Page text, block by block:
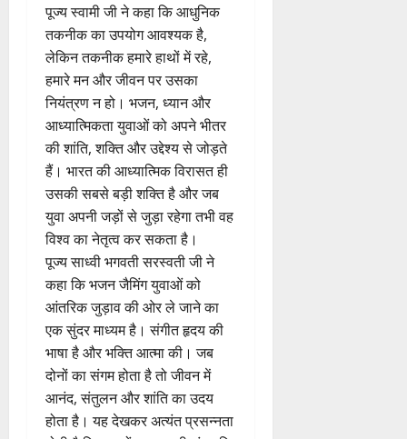
पूज्य स्वामी जी ने कहा कि आधुनिक
तकनीक का उपयोग आवश्यक है,
लेकिन तकनीक हमारे हाथों में रहे,
हमारे मन और जीवन पर उसका
नियंत्रण न हो। भजन, ध्यान और
आध्यात्मिकता युवाओं को अपने भीतर
की शांति, शक्ति और उद्देश्य से जोड़ते
हैं। भारत की आध्यात्मिक विरासत ही
उसकी सबसे बड़ी शक्ति है और जब
युवा अपनी जड़ों से जुड़ा रहेगा तभी वह
विश्व का नेतृत्व कर सकता है।
पूज्य साध्वी भगवती सरस्वती जी ने
कहा कि भजन जैमिंग युवाओं को
आंतरिक जुड़ाव की ओर ले जाने का
एक सुंदर माध्यम है। संगीत हृदय की
भाषा है और भक्ति आत्मा की। जब
दोनों का संगम होता है तो जीवन में
आनंद, संतुलन और शांति का उदय
होता है। यह देखकर अत्यंत प्रसन्नता